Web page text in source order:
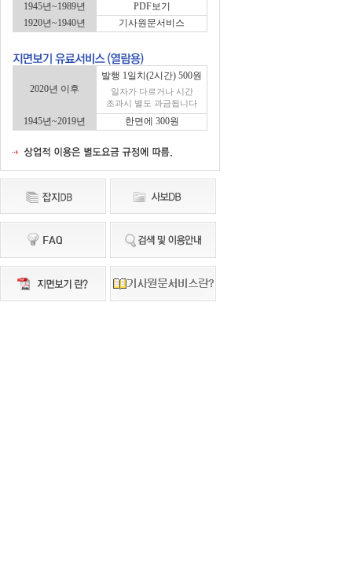
1945년~1989년
PDF보기
1920년~1940년
기사원문서비스
2020년 이후
발행 1일치(2시간) 500원
일자가 다르거나 시간
초과시 별도 과금됩니다
1945년~2019년 한면에 300원